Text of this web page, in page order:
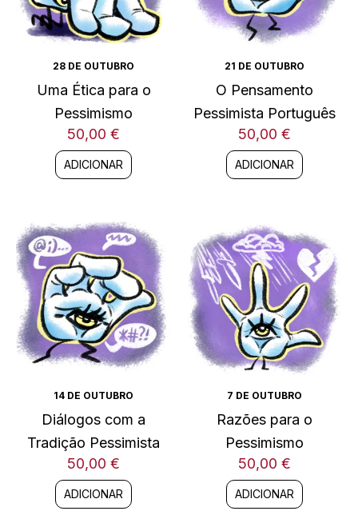
28 DE OUTUBRO
Uma Ética para o
Pessimismo
50,00 €
ADICIONAR
21 DE OUTUBRO
O Pensamento
Pessimista Português
50,00 €
ADICIONAR
14 DE OUTUBRO
Diálogos com a
Tradição Pessimista
50,00 €
ADICIONAR
7 DE OUTUBRO
Razões para o
Pessimismo
50,00 €
ADICIONAR